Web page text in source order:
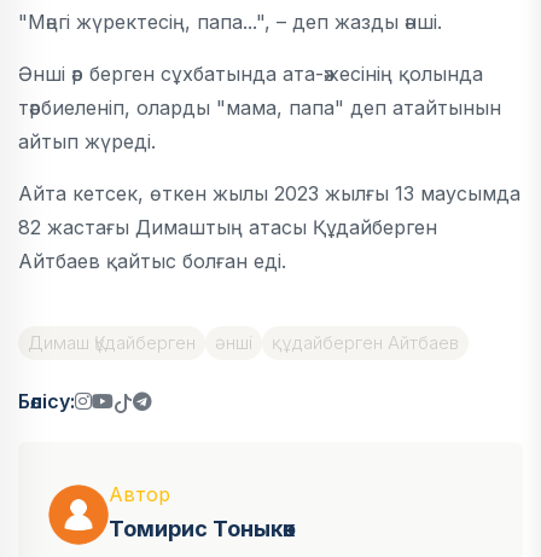
"Мәңгі жүректесің, папа...", – деп жазды әнші.
Әнші әр берген сұхбатында ата-әжесінің қолында
тәрбиеленіп, оларды "мама, папа" деп атайтынын
айтып жүреді.
Айта кетсек, өткен жылы 2023 жылғы 13 маусымда
82 жастағы Димаштың атасы Құдайберген
Айтбаев қайтыс болған еді.
Димаш Құдайберген әнші құдайберген Айтбаев
Бөлісу:
Автор
Томирис Тоныкөк